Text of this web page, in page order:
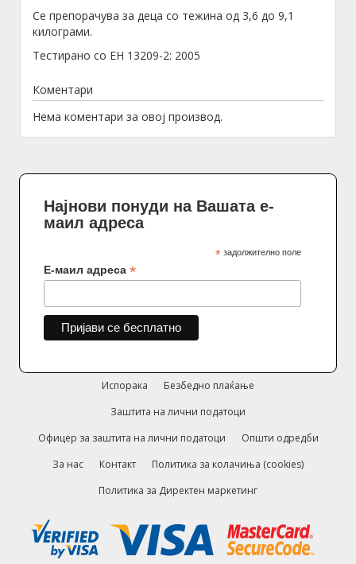
Се препорачува за деца со тежина од 3,6 до 9,1
килограми.
Тестирано со ЕН 13209-2: 2005
Коментари
Нема коментари за овој производ.
Најнови понуди на Вашата е-
маил адреса
* задолжително поле
Е-маил адреса *
Испорака
Безбедно плаќање
Заштита на лични податоци
Офицер за заштита на лични податоци
Општи одредби
За нас
Контакт
Политика за колачиња (cookies)
Политика за Директен маркетинг